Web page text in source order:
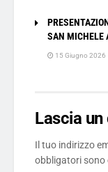
SAN MICHELE
15 Giugno 2026
Lascia
Il tuo indirizzo
obbligatori